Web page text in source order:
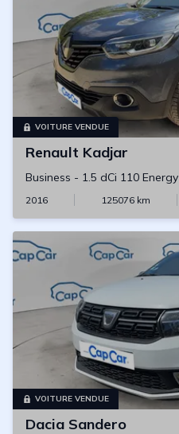
VOITURE VENDUE
Renault Kadjar
Business - 1.5 dCi 110 Energy
2016 125076 km
VOITURE VENDUE
Dacia Sandero